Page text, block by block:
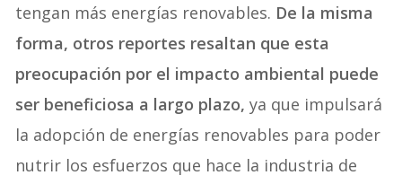
tengan más energías renovables. De la misma
forma, otros reportes resaltan que esta
preocupación por el impacto ambiental puede
ser beneficiosa a largo plazo, ya que impulsará
la adopción de energías renovables para poder
nutrir los esfuerzos que hace la industria de